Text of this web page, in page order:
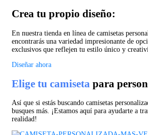
Crea tu propio diseño:
En nuestra tienda en línea de camisetas
encontrarás una variedad impresionante de
exclusivos que reflejen tu estilo único y
Diseñar ahora
Elige tu camiseta para
Así que si estás buscando camisetas
busques más. ¡Estamos aquí para ayudarte a
realidad!